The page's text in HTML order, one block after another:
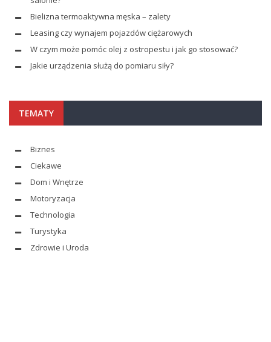
Bielizna termoaktywna męska – zalety
Leasing czy wynajem pojazdów ciężarowych
W czym może pomóc olej z ostropestu i jak go stosować?
Jakie urządzenia służą do pomiaru siły?
TEMATY
Biznes
Ciekawe
Dom i Wnętrze
Motoryzacja
Technologia
Turystyka
Zdrowie i Uroda